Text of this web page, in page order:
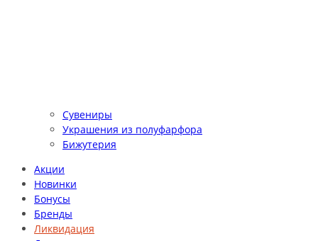
Сувениры
Украшения из полуфарфора
Бижутерия
Акции
Новинки
Бонусы
Бренды
Ликвидация